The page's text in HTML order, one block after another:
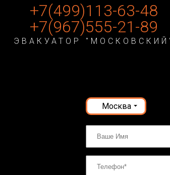
+7(499)113-63-48
+7(967)555-21-89
ЭВАКУАТОР
Москва